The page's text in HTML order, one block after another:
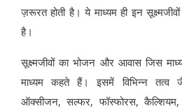
ज़रूरत होती है। ये माध्यम ही इन
है।
सूक्ष्मजीवों का भोजन और आवास जिस
माध्यम कहते हैं। इसमें विभिन्न तत्व
ऑक्सीजन, सल्फर, फॉस्फोरस, कैल्शियम,